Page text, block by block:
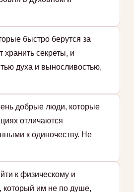
быстро берутся за
секреты, и
духа и выносливостью,
добрые люди, которые
отличаются
к одиночеству. Не
к физическому и
который им не по душе,